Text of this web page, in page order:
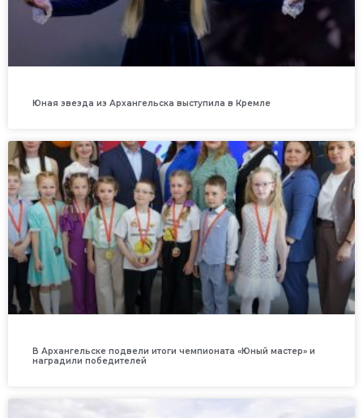
Юная звезда из Архангельска выступила в Кремле
В Архангельске подвели итоги чемпионата «Юный мастер» и
наградили победителей